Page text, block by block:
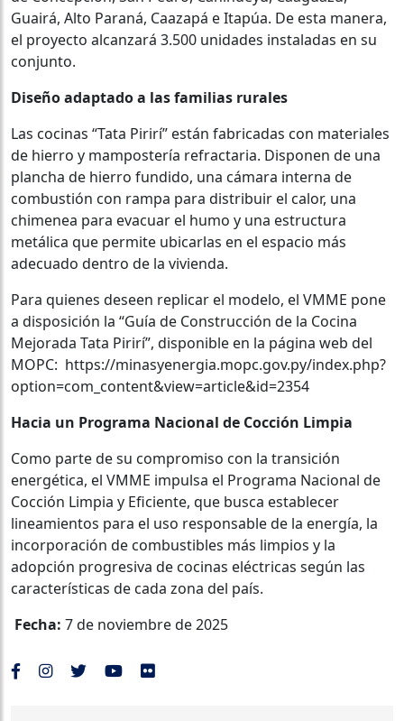
Guairá, Alto Paraná, Caazapá e Itapúa. De esta manera,
el proyecto alcanzará 3.500 unidades instaladas en su
conjunto.
Diseño adaptado a las familias rurales
Las cocinas “Tata Pirirí” están fabricadas con materiales
de hierro y mampostería refractaria. Disponen de una
plancha de hierro fundido, una cámara interna de
combustión con rampa para distribuir el calor, una
chimenea para evacuar el humo y una estructura
metálica que permite ubicarlas en el espacio más
adecuado dentro de la vivienda.
Para quienes deseen replicar el modelo, el VMME pone
a disposición la “Guía de Construcción de la Cocina
Mejorada Tata Pirirí”, disponible en la página web del
MOPC: https://minasyenergia.mopc.gov.py/index.php?
option=com_content&view=article&id=2354
Hacia un Programa Nacional de Cocción Limpia
Como parte de su compromiso con la transición
energética, el VMME impulsa el Programa Nacional de
Cocción Limpia y Eficiente, que busca establecer
lineamientos para el uso responsable de la energía, la
incorporación de combustibles más limpios y la
adopción progresiva de cocinas eléctricas según las
características de cada zona del país.
Fecha: 7 de noviembre de 2025